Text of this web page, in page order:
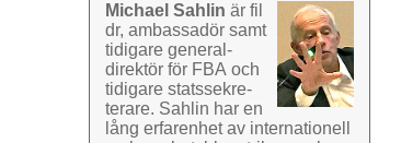
Michael Sahlin är fil
dr, ambassadör samt
tidigare general­
direktör för FBA och
tidigare stats­sekre­
terare. Sahlin har en
lång erfarenhet av inter­nationell